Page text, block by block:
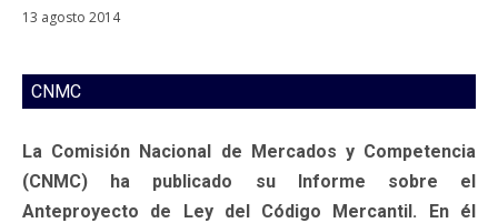
13 agosto 2014
CNMC
La Comisión Nacional de Mercados y Competencia
(CNMC) ha publicado su Informe sobre el
Anteproyecto de Ley del Código Mercantil. En él